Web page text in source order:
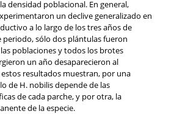
densidad poblacional. En general,
un declive generalizado en
a lo largo de los tres años de
sólo dos plántulas fueron
poblaciones y todos los brotes
un año desaparecieron al
resultados muestran, por una
de H. nobilis depende de las
de cada parche, y por otra, la
de la especie.